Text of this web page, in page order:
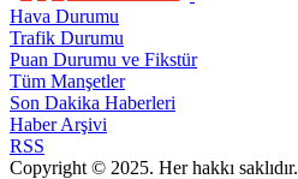
Hava Durumu
Trafik Durumu
Puan Durumu ve Fikstür
Tüm Manşetler
Son Dakika Haberleri
Haber Arşivi
RSS
Copyright © 2025. Her hakkı saklıdır.